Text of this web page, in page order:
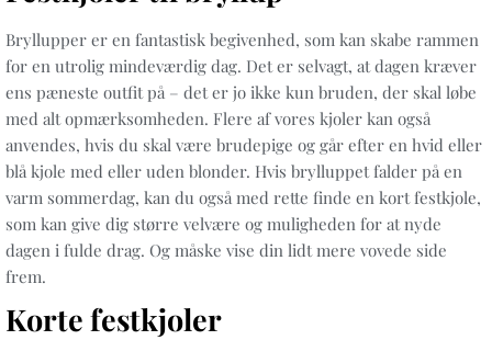
Bryllupper er en fantastisk begivenhed, som kan skabe rammen
for en utrolig mindeværdig dag. Det er selvagt, at dagen kræver
ens pæneste outfit på – det er jo ikke kun bruden, der skal løbe
med alt opmærksomheden. Flere af vores kjoler kan også
anvendes, hvis du skal være brudepige og går efter en hvid eller
blå kjole med eller uden blonder. Hvis brylluppet falder på en
varm sommerdag, kan du også med rette finde en kort festkjole,
som kan give dig større velvære og muligheden for at nyde
dagen i fulde drag. Og måske vise din lidt mere vovede side
frem.
Korte festkjoler